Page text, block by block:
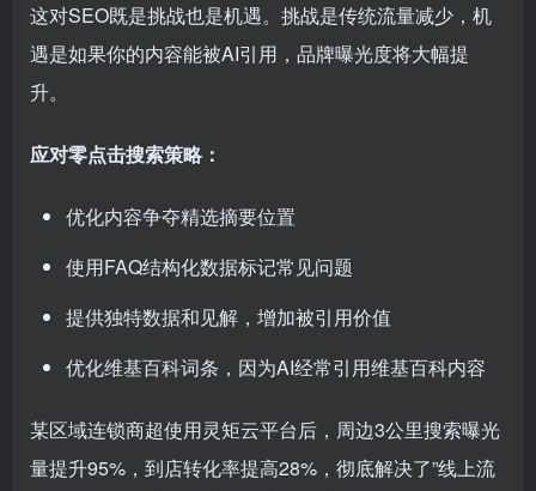
这对SEO既是挑战也是机遇。挑战是传统流量减少，机
遇是如果你的内容能被AI引用，品牌曝光度将大幅提
升。
应对零点击搜索策略：
优化内容争夺精选摘要位置
使用FAQ结构化数据标记常见问题
提供独特数据和见解，增加被引用价值
优化维基百科词条，因为AI经常引用维基百科内容
某区域连锁商超使用灵矩云平台后，周边3公里搜索曝光
量提升95%，到店转化率提高28%，彻底解决了”线上流